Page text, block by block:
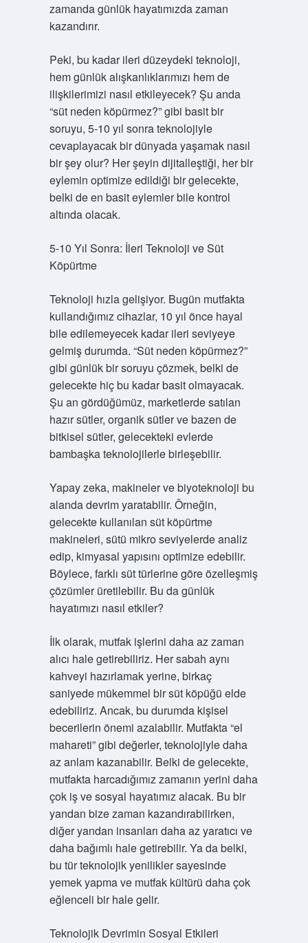
zamanda günlük hayatımızda zaman
kazandırır.
Peki, bu kadar ileri düzeydeki teknoloji,
hem günlük alışkanlıklarımızı hem de
ilişkilerimizi nasıl etkileyecek? Şu anda
“süt neden köpürmez?” gibi basit bir
soruyu, 5-10 yıl sonra teknolojiyle
cevaplayacak bir dünyada yaşamak nasıl
bir şey olur? Her şeyin dijitalleştiği, her bir
eylemin optimize edildiği bir gelecekte,
belki de en basit eylemler bile kontrol
altında olacak.
5-10 Yıl Sonra: İleri Teknoloji ve Süt
Köpürtme
Teknoloji hızla gelişiyor. Bugün mutfakta
kullandığımız cihazlar, 10 yıl önce hayal
bile edilemeyecek kadar ileri seviyeye
gelmiş durumda. “Süt neden köpürmez?”
gibi günlük bir soruyu çözmek, belki de
gelecekte hiç bu kadar basit olmayacak.
Şu an gördüğümüz, marketlerde satılan
hazır sütler, organik sütler ve bazen de
bitkisel sütler, gelecekteki evlerde
bambaşka teknolojilerle birleşebilir.
Yapay zeka, makineler ve biyoteknoloji bu
alanda devrim yaratabilir. Örneğin,
gelecekte kullanılan süt köpürtme
makineleri, sütü mikro seviyelerde analiz
edip, kimyasal yapısını optimize edebilir.
Böylece, farklı süt türlerine göre özelleşmiş
çözümler üretilebilir. Bu da günlük
hayatımızı nasıl etkiler?
İlk olarak, mutfak işlerini daha az zaman
alıcı hale getirebiliriz. Her sabah aynı
kahveyi hazırlamak yerine, birkaç
saniyede mükemmel bir süt köpüğü elde
edebiliriz. Ancak, bu durumda kişisel
becerilerin önemi azalabilir. Mutfakta “el
mahareti” gibi değerler, teknolojiyle daha
az anlam kazanabilir. Belki de gelecekte,
mutfakta harcadığımız zamanın yerini daha
çok iş ve sosyal hayatımız alacak. Bu bir
yandan bize zaman kazandırabilirken,
diğer yandan insanları daha az yaratıcı ve
daha bağımlı hale getirebilir. Ya da belki,
bu tür teknolojik yenilikler sayesinde
yemek yapma ve mutfak kültürü daha çok
eğlenceli bir hale gelir.
Teknolojik Devrimin Sosyal Etkileri